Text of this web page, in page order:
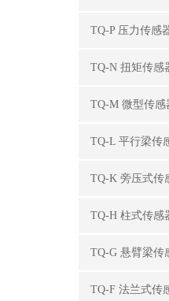
TQ-P 压力传感
TQ-N 扭矩传感
TQ-M 微型传感
TQ-L 平行梁传
TQ-K 旁压式传
TQ-H 柱式传感
TQ-G 悬臂梁传
TQ-F 法兰式传